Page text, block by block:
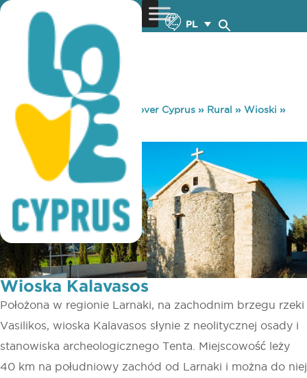
PL
You are here: Home »Discover Cyprus » Rural » Wioski »
Wioska Kalavasos
Wioska Kalavasos
Położona w regionie Larnaki, na zachodnim brzegu rzeki
Vasilikos, wioska Kalavasos słynie z neolitycznej osady i
stanowiska archeologicznego Tenta. Miejscowość leży
40 km na południowy zachód od Larnaki i można do niej